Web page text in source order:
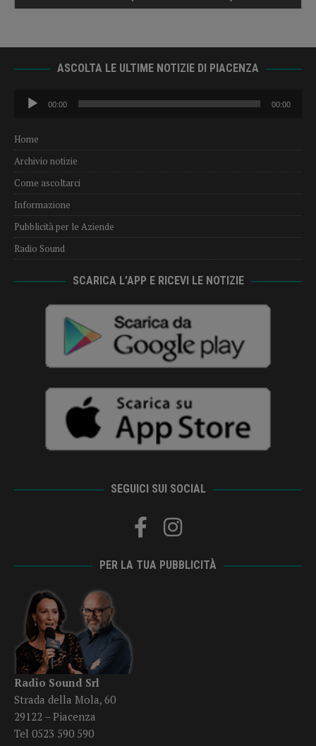
ASCOLTA LE ULTIME NOTIZIE DI PIACENZA
Audio
Player
00:00 00:00
Home
Archivio notizie
Come ascoltarci
Informazione
Pubblicità per le Aziende
Radio Sound
SCARICA L’APP E RICEVI LE NOTIZIE
SEGUICI SUI SOCIAL
PER LA TUA PUBBLICITÀ
Radio Sound Srl
Strada della Mola, 60
29122 – Piacenza
Tel 0523 590 590